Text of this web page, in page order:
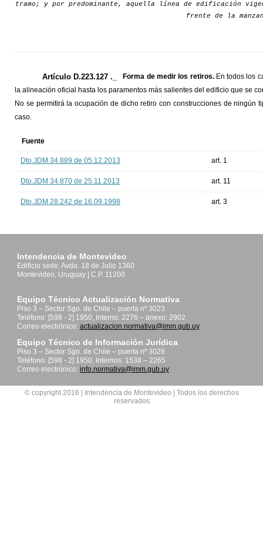
tramo; y por predominante, aquella línea de edificación
frente de la
Artículo D.223.127 ._ Forma de medir los retiros.En todos los
la alineación oficial hasta los paramentos más salientes del edificio que se
No se permitirá la ocupación de dicho retiro con construcciones de ningún
caso.
Fuente
Dto.JDM 34.889 de 05.12.2013 art. 1
Dto.JDM 34.870 de 25.11.2013 art. 11
Dto.JDM 28.242 de 16.09.1998 art. 3
Intendencia de Montevideo
Edificio sede: Avda. 18 de Julio 1360
Montevideo, Uruguay | C.P. 11200
Equipo Técnico Actualización Normativa
Piso 3 – Sector Sgo. de Chile – puerta nº 3023
Teléfono: [598 - 2] 1950, Interno: 2276 – anexo: 2902
Correo electrónico: actualizacion.normativa@imm.gub.uy
Equipo Técnico de Información Jurídica
Piso 3 – Sector Sgo. de Chile – puerta nº 3028
Teléfono: [598 - 2] 1950, Internos: 1538 – 2265
Correo electrónico: info.normativa@imm.gub.uy
© copyright 2016 | Intendencia de Montevideo | Todos los derechos
reservados